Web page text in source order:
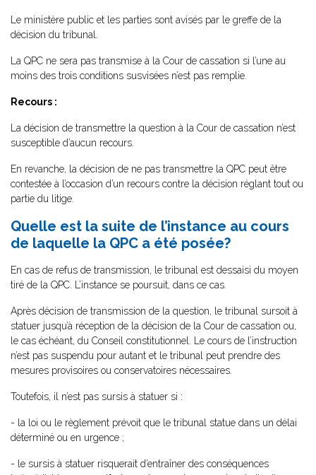
Le ministère public et les parties sont avisés par le greffe de la
décision du tribunal.
La QPC ne sera pas transmise à la Cour de cassation si l’une au
moins des trois conditions susvisées n’est pas remplie.
Recours :
La décision de transmettre la question à la Cour de cassation n’est
susceptible d’aucun recours.
En revanche, la décision de ne pas transmettre la QPC peut être
contestée à l’occasion d’un recours contre la décision réglant tout ou
partie du litige.
Quelle est la suite de l’instance au cours
de laquelle la QPC a été posée?
En cas de refus de transmission, le tribunal est dessaisi du moyen
tiré de la QPC. L’instance se poursuit, dans ce cas.
Après décision de transmission de la question, le tribunal sursoit à
statuer jusqu’à réception de la décision de la Cour de cassation ou,
le cas échéant, du Conseil constitutionnel. Le cours de l’instruction
n’est pas suspendu pour autant et le tribunal peut prendre des
mesures provisoires ou conservatoires nécessaires.
Toutefois, il n’est pas sursis à statuer si :
- la loi ou le règlement prévoit que le tribunal statue dans un délai
déterminé ou en urgence ;
- le sursis à statuer risquerait d’entraîner des conséquences